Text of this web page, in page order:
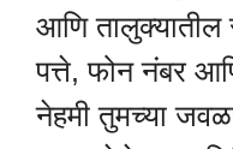
आणि तालुक्यातील
पत्ते, फोन नंबर
नेहमी तुमच्या